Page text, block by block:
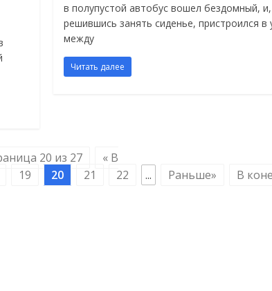
в полупустой автобус вошел бездомный,
решившись занять сиденье, пристроился в
между
Читать далее
20 из 27
« В
19 20 21 22 ... Раньше» В